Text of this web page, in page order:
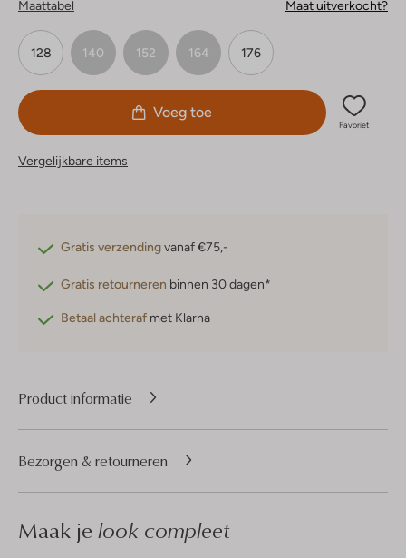
Maattabel Maat uitverkocht?
128 140 152 164 176
Voeg toe
Favoriet
Vergelijkbare items
Gratis verzendingvanaf €75,-
Gratis retourneren binnen 30 dagen*
Betaal achteraf met Klarna
Product informatie
Bezorgen & retourneren
Maak je look compleet